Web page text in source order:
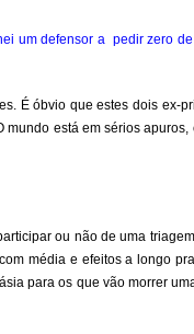
um defensor a pedir zero
É óbvio que estes dois ex-
está em sérios
ou não de uma
média e efeitos a longo
para os que vão morrer